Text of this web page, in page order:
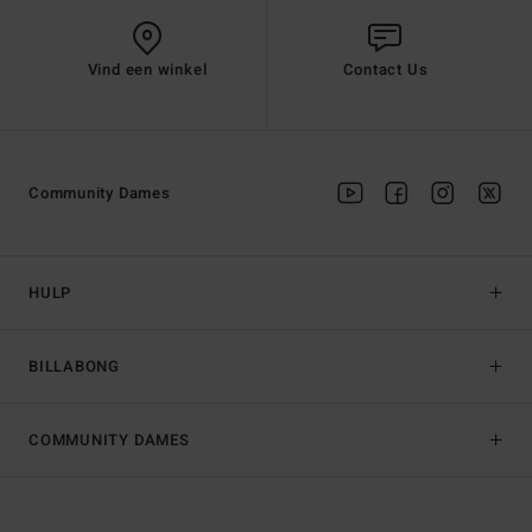
Vind een winkel Contact Us
HULP
BILLABONG
Community Dames
COMMUNITY DAMES